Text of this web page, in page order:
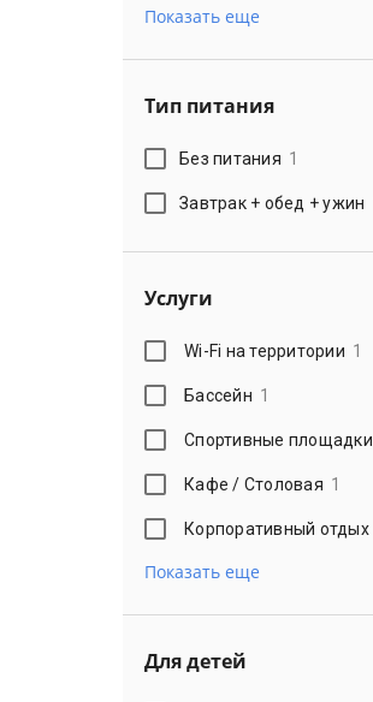
Показать еще
Тип питания
Без питания 1
Завтрак + обед + ужин
Услуги
Wi-Fi на территории 1
Бассейн 1
Спортивные площадки
Кафе / Столовая 1
Корпоративный отдых
Показать еще
Для детей